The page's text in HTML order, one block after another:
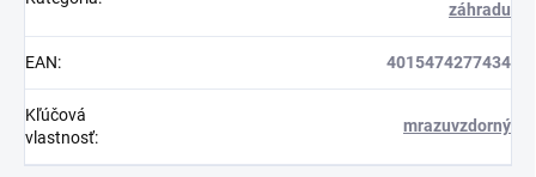
záhradu
EAN: 4015474277434
Kľúčová
vlastnosť:
mrazuvzdorný